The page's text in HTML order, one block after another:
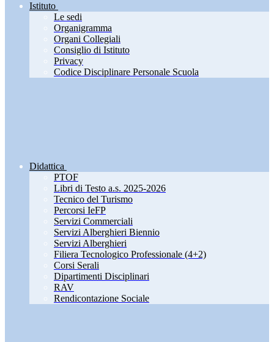
Istituto
Le sedi
Organigramma
Organi Collegiali
Consiglio di Istituto
Privacy
Codice Disciplinare Personale Scuola
Didattica
PTOF
Libri di Testo a.s. 2025-2026
Tecnico del Turismo
Percorsi IeFP
Servizi Commerciali
Servizi Alberghieri Biennio
Servizi Alberghieri
Filiera Tecnologico Professionale (4+2)
Corsi Serali
Dipartimenti Disciplinari
RAV
Rendicontazione Sociale